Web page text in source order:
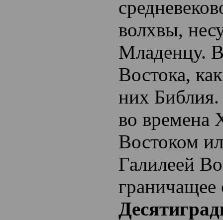
волхвы,
Младенцу.
Востока,
них
во времена
Востоком
Галилеей
граничащее